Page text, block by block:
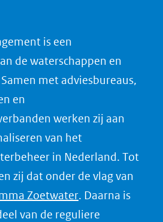
is een
de waterschappen en
met adviesbureaus,
en
werken zij aan
van het
in Nederland. Tot
zij dat onder de vlag van
Zoetwater(opent
in
. Daarna is
van de reguliere